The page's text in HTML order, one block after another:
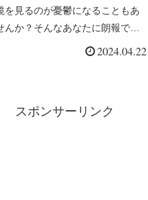
を見るのが憂鬱になることもあ
んか？そんなあなたに朗報で
年、シミ・シワ対策として注目
いて、最新の情報に基づいて詳
2024.04.22
スポンサーリンク